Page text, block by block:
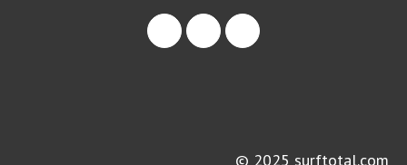
facebookinstagramlinkedin
© 2025 surftotal.com